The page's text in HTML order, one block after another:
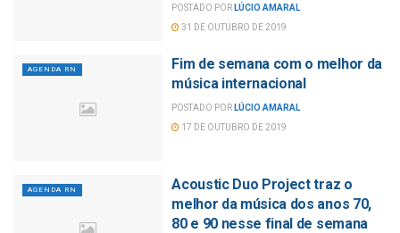
POSTADO POR LÚCIO AMARAL
31 DE OUTUBRO DE 2019
AGENDA RN
Fim de semana com o melhor da
música internacional
POSTADO POR LÚCIO AMARAL
17 DE OUTUBRO DE 2019
AGENDA RN
Acoustic Duo Project traz o
melhor da música dos anos 70,
80 e 90 nesse final de semana